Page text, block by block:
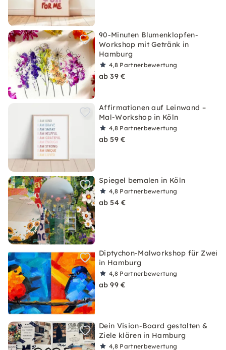
90-Minuten Blumenklopfen-
Workshop mit Getränk in
Hamburg
4,8 Partnerbewertung
ab 39 €
Affirmationen auf Leinwand –
Mal-Workshop in Köln
4,8 Partnerbewertung
ab 59 €
Spiegel bemalen in Köln
4,8 Partnerbewertung
ab 54 €
Diptychon-Malworkshop für Zwei
in Hamburg
4,8 Partnerbewertung
ab 99 €
Dein Vision-Board gestalten &
Ziele klären in Hamburg
4,8 Partnerbewertung